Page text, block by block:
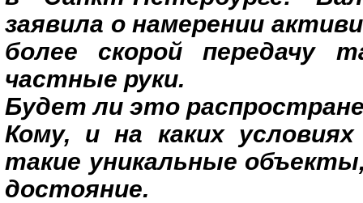
заявила о намерении
более скорой передачу
частные руки.
Будет ли это
Кому, и на каких
такие уникальные
достояние.